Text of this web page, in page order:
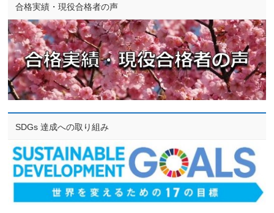
合格実績・現役合格者の声
SDGs 達成への取り組み